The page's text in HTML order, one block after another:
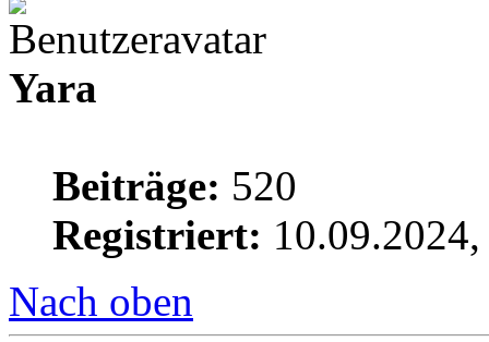
Yara
Beiträge: 520
Registriert:
Nach oben